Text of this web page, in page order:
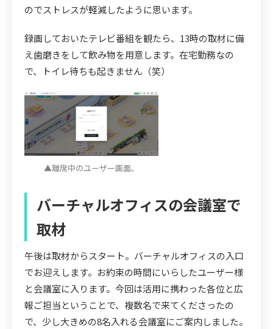
のでストレスが軽減したように思います。
録画しておいたテレビ番組を観たら、13時の取材に備
え歯磨きをして飲み物を用意します。在宅勤務なの
で、トイレ待ちも起きません（笑）
▲離席中のユーザー画面。
バーチャルオフィスの会議室で
取材
午後は取材からスタート。バーチャルオフィスの入口
でお迎えします。お約束の時間にいらしたユーザー様
と会議室に入ります。今回は活用に携わった各位と広
報ご担当ということで、複数名で来てくださったの
で、少し大きめの8名入れる会議室にご案内しました。